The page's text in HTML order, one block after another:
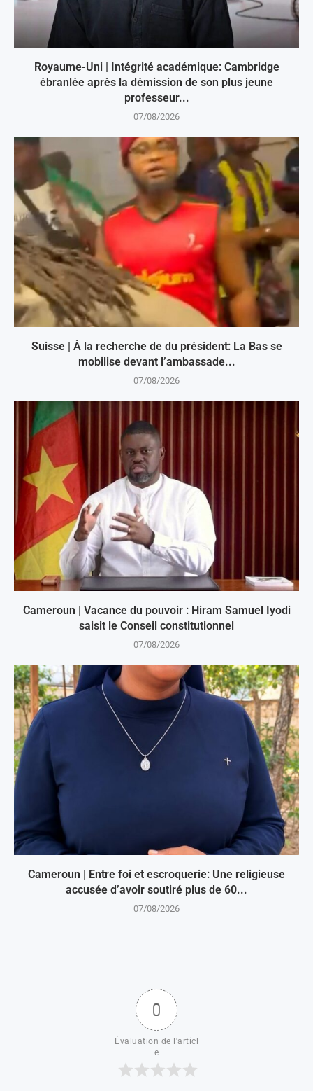
Royaume-Uni | Intégrité académique: Cambridge
ébranlée après la démission de son plus jeune
professeur...
07/08/2026
Suisse | À la recherche de du président: La Bas se
mobilise devant l’ambassade...
07/08/2026
Cameroun | Vacance du pouvoir : Hiram Samuel Iyodi
saisit le Conseil constitutionnel
07/08/2026
Cameroun | Entre foi et escroquerie: Une religieuse
accusée d’avoir soutiré plus de 60...
07/08/2026
0
Évaluation de l'articl
e